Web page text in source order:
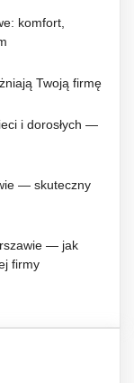
komfort,
Twoją firmę
i dorosłych —
— skuteczny
— jak
firmy